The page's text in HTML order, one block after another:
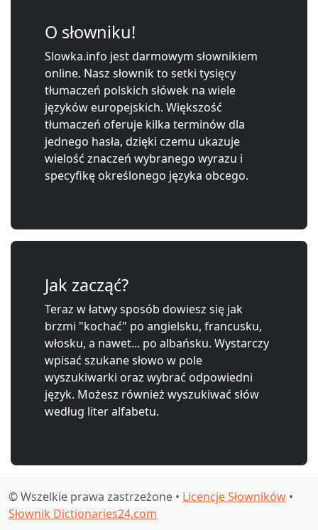
O słowniku!
Slowka.info jest darmowym słownikiem
online. Nasz słownik to setki tysięcy
tłumaczeń polskich słówek na wiele
języków europejskich. Większość
tłumaczeń oferuje kilka terminów dla
jednego hasła, dzięki czemu ukazuje
wielość znaczeń wybranego wyrazu i
specyfikę określonego języka obcego.
Jak zacząć?
Teraz w łatwy sposób dowiesz się jak
brzmi "kochać" po angielsku, francusku,
włosku, a nawet... po albańsku. Wystarczy
wpisać szukane słowo w pole
wyszukiwarki oraz wybrać odpowiedni
język. Możesz również wyszukiwać słów
według liter alfabetu.
© Wszelkie prawa zastrzeżone • Licencje Słowników •
Słownik Dictionaries24.com